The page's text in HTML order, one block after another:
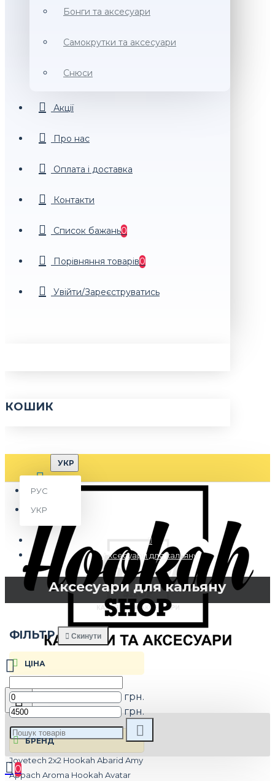
Бонги та аксесуари
Самокрутки та аксесуари
Снюси
Акції
Про нас
Оплата і доставка
Контакти
Список бажань0
Порiвняння товарiв0
Увійти/Зареєструватись
КОШИК
УКР
РУС
УКР
0
Аксесуари для кальяну
Аксесуари для кальяну
ФIЛЬТР Скинути
ЦIНА
грн.
грн.
БРЕНД
Joyetech 2x2 Hookah Abarid Amy
Appach Aroma Hookah Avatar